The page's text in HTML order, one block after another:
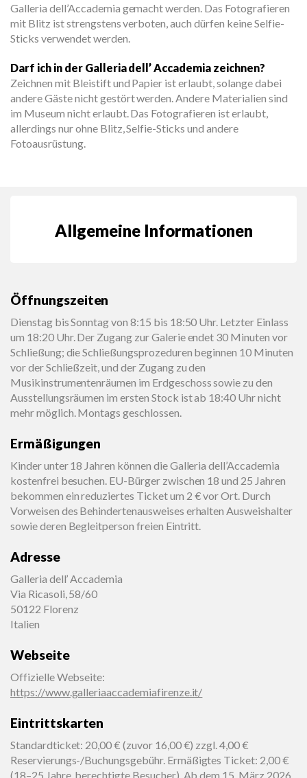
Galleria dell’Accademia gemacht werden. Das Fotografieren
mit Blitz ist strengstens verboten, auch dürfen keine Selfie-
Sticks verwendet werden.
Darf ich in der Galleria dell’ Accademia zeichnen?
Zeichnen mit Bleistift und Papier ist erlaubt, solange dabei
andere Gäste nicht gestört werden. Andere Materialien sind
im Museum nicht erlaubt. Das Fotografieren ist erlaubt,
allerdings nur ohne Blitz, Selfie-Sticks und andere
Fotoausrüstung.
Allgemeine Informationen
Öffnungszeiten
Dienstag bis Sonntag von 8:15 bis 18:50 Uhr. Letzter Einlass
um 18:20 Uhr. Der Zugang zur Galerie endet 30 Minuten vor
Schließung; die Schließungsprozeduren beginnen 10 Minuten
vor der Schließzeit, und der Zugang zu den
Musikinstrumentenräumen im Erdgeschoss sowie zu den
Ausstellungsräumen im ersten Stock ist ab 18:40 Uhr nicht
mehr möglich. Montags geschlossen.
Ermäßigungen
Kinder unter 18 Jahren können die Galleria dell’Accademia
kostenfrei besuchen. EU-Bürger zwischen 18 und 25 Jahren
bekommen ein reduziertes Ticket um 2 € vor Ort. Durch
Vorweisen des Behindertenausweises erhalten Ausweishalter
sowie deren Begleitperson freien Eintritt.
Adresse
Galleria dell’ Accademia
Via Ricasoli, 58/60
50122 Florenz
Italien
Webseite
Offizielle Webseite:
https://www.galleriaaccademiafirenze.it/
Eintrittskarten
Standardticket: 20,00 € (zuvor 16,00 €) zzgl. 4,00 €
Reservierungs-/Buchungsgebühr. Ermäßigtes Ticket: 2,00 €
(18–25 Jahre, berechtigte Besucher). Ab dem 15. März 2026